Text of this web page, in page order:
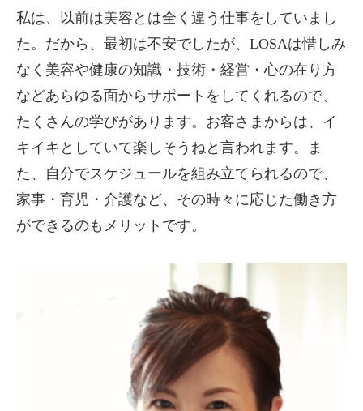
私は、以前は美容とは全く違う仕事をしていまし
た。だから、最初は不安でしたが、LOSAは惜しみ
なく美容や健康の知識・技術・経営・心の在り方
などあらゆる面からサポートをしてくれるので、
たくさんの学びがあります。お客さまからは、イ
キイキとしていて楽しそうねと言われます。ま
た、自分でスケジュールを組み立てられるので、
家事・育児・介護など、その時々に応じた働き方
ができるのもメリットです。